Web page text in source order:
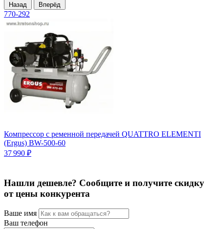
Назад Вперёд
770-292
Компрессор с ременной передачей QUATTRO ELEMENTI
(Ergus) BW-500-60
37 990 ₽
Нашли дешевле? Сообщите и получите скидку
от цены конкурента
Ваше имя
Ваш телефон